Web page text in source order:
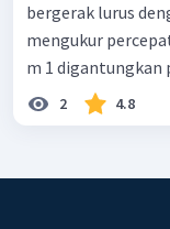
bergerak lurus
mengukur
m 1 digantungkan
2 4.8